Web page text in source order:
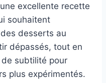
excellente recette
souhaitent
des desserts au
dépassés, tout en
subtilité pour
plus expérimentés.